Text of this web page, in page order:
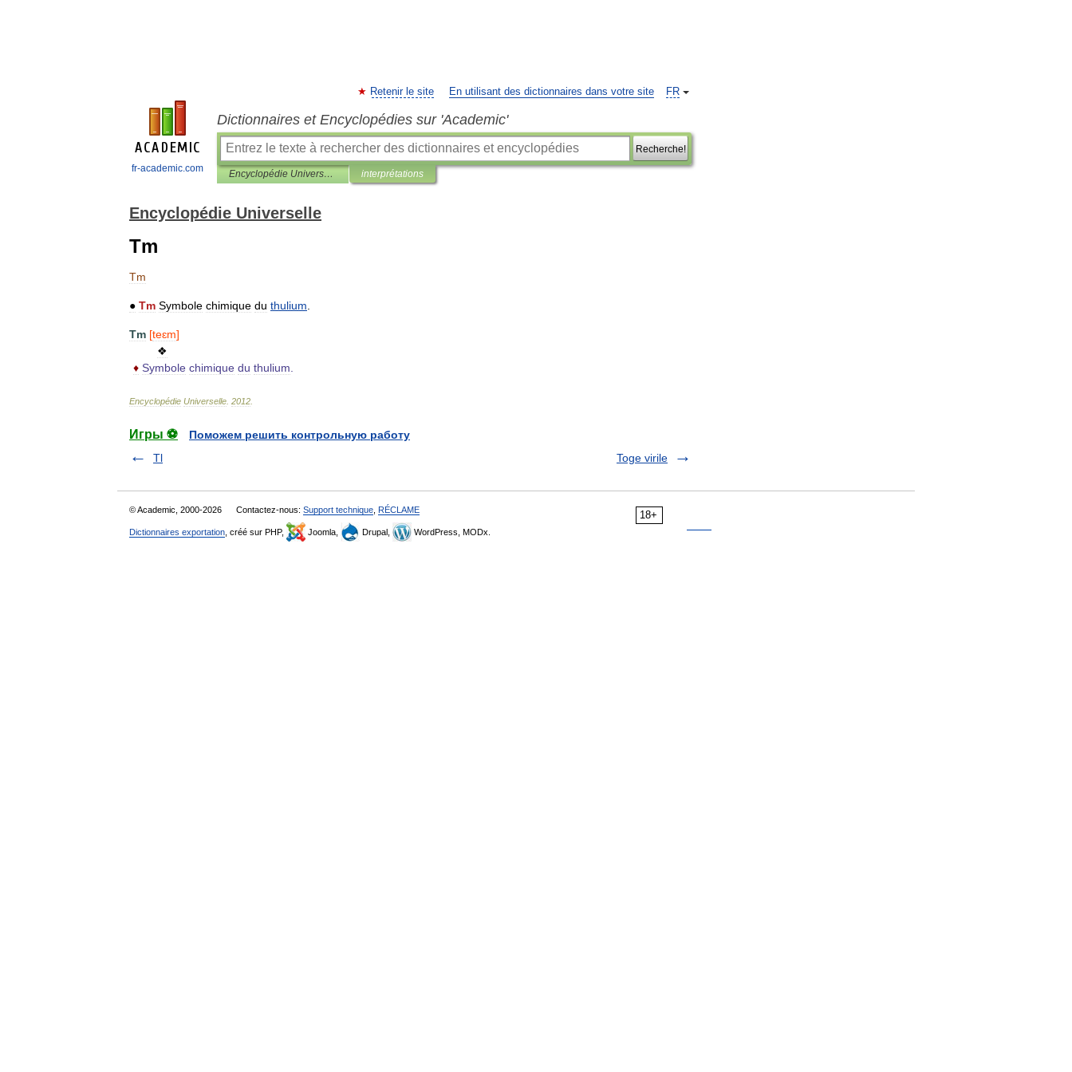
fr-academic.com
FR
Retenir le site En utilisant des dictionnaires dans votre site
Dictionnaires et Encyclopédies sur 'Academic'
Recherche!
Encyclopédie Universelle interprétations
Encyclopédie Universelle
Tm
Tm
● Tm Symbole chimique du thulium
Tm [teɛm]
❖
♦ Symbole chimique du thulium
Encyclopédie Universelle 2012
Игры ⚽
Поможем решить контрольную работу
Tl
Toge virile
18+
© Academic, 2000-2026 Contactez-nous: Support technique RÉCLAME
Dictionnaires exportation , créé sur PHP, Joomla, Drupal, WordPress, MODx.